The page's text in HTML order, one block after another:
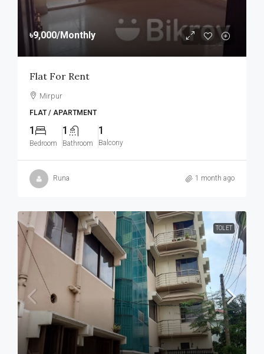
৳9,000/Monthly
Flat For Rent
Mirpur
FLAT / APARTMENT
1
Bedroom
1
Bathroom
1
Balcony
Runa 1 month ago
TOLET